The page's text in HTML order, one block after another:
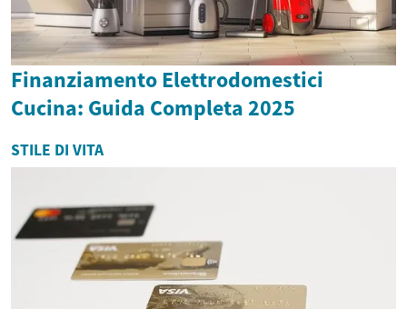
Finanziamento Elettrodomestici
Cucina: Guida Completa 2025
STILE DI VITA